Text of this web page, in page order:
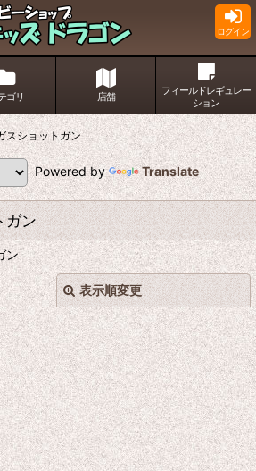
ログイン
ゴリ 店舗
フィールドレギュレー
ション
スショットガン
Powered by Translate
ガン
ン
表示順変更
絞り込む
閉じる